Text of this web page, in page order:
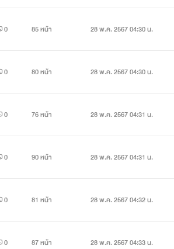
0 85 หน้า 28 พ.ค. 2567 04:30 น.
0 80 หน้า 28 พ.ค. 2567 04:30 น.
0 76 หน้า 28 พ.ค. 2567 04:31 น.
0 90 หน้า 28 พ.ค. 2567 04:31 น.
0 81 หน้า 28 พ.ค. 2567 04:32 น.
0 87 หน้า 28 พ.ค. 2567 04:33 น.